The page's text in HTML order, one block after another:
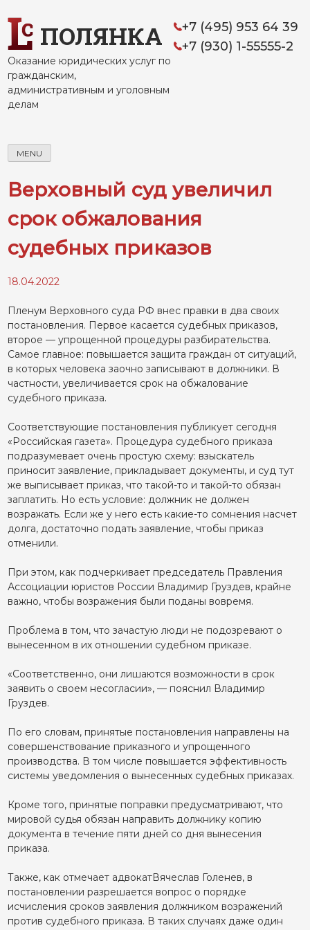
to
contentПОЛЯНКА
Оказание юридических услуг по
гражданским,
административным и уголовным
делам
+7 (495) 953 64 39
+7 (930) 1-55555-2
MENU
Верховный суд увеличил
срок обжалования
судебных приказов
18.04.2022
Пленум Верховного суда РФ внес правки в два своих
постановления. Первое касается судебных приказов,
второе — упрощенной процедуры разбирательства.
Самое главное: повышается защита граждан от ситуаций,
в которых человека заочно записывают в должники. В
частности, увеличивается срок на обжалование
судебного приказа.
Соответствующие постановления публикует сегодня
«Российская газета». Процедура судебного приказа
подразумевает очень простую схему: взыскатель
приносит заявление, прикладывает документы, и суд тут
же выписывает приказ, что такой-то и такой-то обязан
заплатить. Но есть условие: должник не должен
возражать. Если же у него есть какие-то сомнения насчет
долга, достаточно подать заявление, чтобы приказ
отменили.
При этом, как подчеркивает председатель Правления
Ассоциации юристов России Владимир Груздев, крайне
важно, чтобы возражения были поданы вовремя.
Проблема в том, что зачастую люди не подозревают о
вынесенном в их отношении судебном приказе.
«Соответственно, они лишаются возможности в срок
заявить о своем несогласии», — пояснил Владимир
Груздев.
По его словам, принятые постановления направлены на
совершенствование приказного и упрощенного
производства. В том числе повышается эффективность
системы уведомления о вынесенных судебных приказах.
Кроме того, принятые поправки предусматривают, что
мировой судья обязан направить должнику копию
документа в течение пяти дней со дня вынесения
приказа.
Также, как отмечает адвокатВячеслав Голенев, в
постановлении разрешается вопрос о порядке
исчисления сроков заявления должником возражений
против судебного приказа. В таких случаях даже один